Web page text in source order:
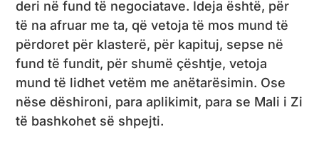
deri në fund të negociatave. Ideja është, për
të na afruar me ta, që vetoja të mos mund të
përdoret për klasterë, për kapituj, sepse në
fund të fundit, për shumë çështje, vetoja
mund të lidhet vetëm me anëtarësimin. Ose
nëse dëshironi, para aplikimit, para se Mali i Zi
të bashkohet së shpejti.